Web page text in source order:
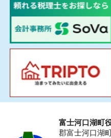
富士河口湖町
郡富士河口湖